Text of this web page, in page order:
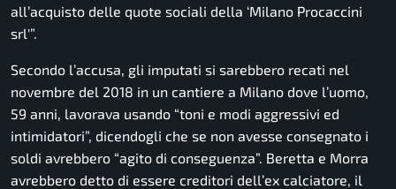
all’acquisto delle quote sociali della ‘Milano Procaccini
srl'”.
Secondo l’accusa, gli imputati si sarebbero recati nel
novembre del 2018 in un cantiere a Milano dove l’uomo,
59 anni, lavorava usando “toni e modi aggressivi ed
intimidatori”, dicendogli che se non avesse consegnato i
soldi avrebbero “agito di conseguenza”. Beretta e Morra
avrebbero detto di essere creditori dell’ex calciatore, il